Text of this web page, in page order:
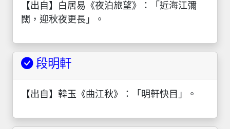
【出自】白居易《夜泊旅望》：「近海江彌
闊，迎秋夜更長」。
段明軒
【出自】韓玉《曲江秋》：「明軒快目」。